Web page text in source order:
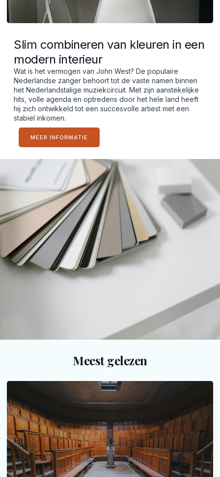
Slim combineren van kleuren in een
modern interieur
Wat is het vermogen van John West? De populaire
Nederlandse zanger behoort tot de vaste namen binnen
het Nederlandstalige muziekcircuit. Met zijn aanstekelijke
hits, volle agenda en optredens door het hele land heeft
hij zich ontwikkeld tot een succesvolle artiest met een
stabiel inkomen.
MEER INFORMATIE
Meest gelezen
Tijdloze woonkamer-look
Stijl die de tijd doorstaat - met keuzes die niet
trendgevoelig zijn.